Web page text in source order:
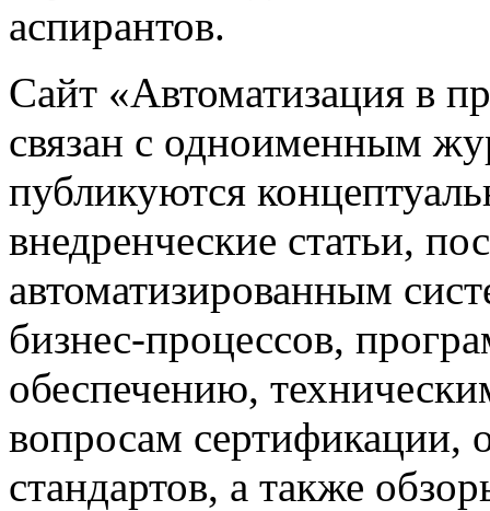
аспирантов.
Сайт «Автоматизация в
связан с одноименным
публикуются
внедренческие статьи,
автоматизированным
бизнес-процессов,
обеспечению,
вопросам
стандартов, а также